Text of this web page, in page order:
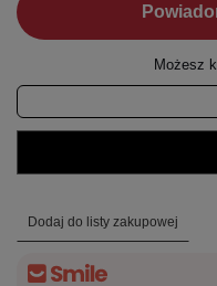
Możesz
Dodaj do listy zakupowej